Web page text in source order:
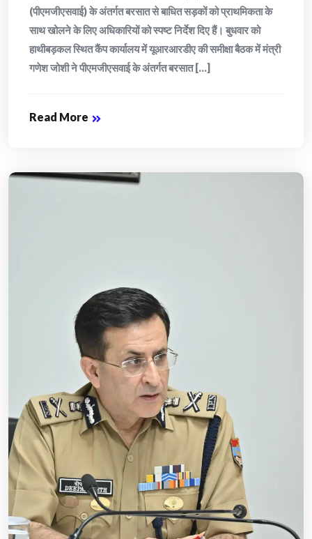
(पीएमजीएसवाई) के अंतर्गत बरसात से बाधित सड़कों को प्राथमिकता के
साथ खोलने के लिए अधिकारियों को स्पष्ट निर्देश दिए हैं। बुधवार को
हाथीबड़कल स्थित कैंप कार्यालय में यूआरआरडीए की समीक्षा बैठक में मंत्री
गणेश जोशी ने पीएमजीएसवाई के अंतर्गत बरसात [...]
Read More